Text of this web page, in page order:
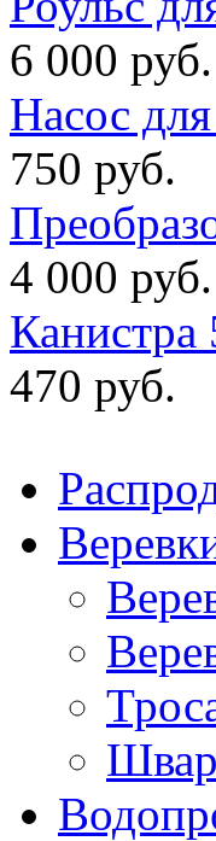
6 000 руб.
Насос
750 руб.
4 000 руб.
Канистра
470 руб.